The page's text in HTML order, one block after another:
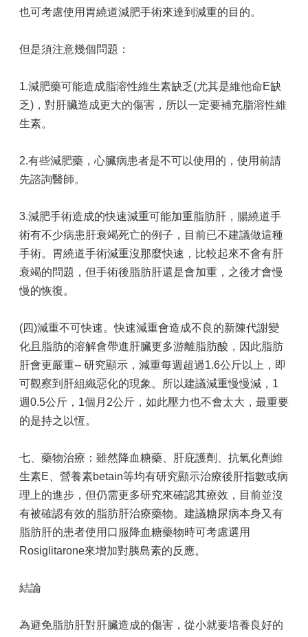
格
也可考慮使用胃繞道減肥手術來達到減重的目的。
但是須注意幾個問題：
1.減肥藥可能造成脂溶性維生素缺乏(尤其是維他命E缺
乏)，對肝臟造成更大的傷害，所以一定要補充脂溶性維
生素。
2.有些減肥藥，心臟病患者是不可以使用的，使用前請
先諮詢醫師。
3.減肥手術造成的快速減重可能加重脂肪肝，腸繞道手
術有不少病患肝衰竭死亡的例子，目前已不建議做這種
手術。胃繞道手術減重沒那麼快速，比較起來不會有肝
衰竭的問題，但手術後脂肪肝還是會加重，之後才會慢
慢的恢復。
(四)減重不可快速。快速減重會造成不良的新陳代謝變
化且脂肪的溶解會帶進肝臟更多游離脂肪酸，因此脂肪
肝會更嚴重-- 研究顯示，減重每週超過1.6公斤以上，即
可觀察到肝組織惡化的現象。所以建議減重慢慢減，1
週0.5公斤，1個月2公斤，如此壓力也不會太大，最重要
的是持之以恆。
七、藥物治療：雖然降血糖藥、肝庇護劑、抗氧化劑維
生素E、營養素betain等均有研究顯示治療後肝指數或病
理上的進步，但仍需更多研究來確認其療效，目前並沒
有被確認有效的脂肪肝治療藥物。建議糖尿病本身又有
脂肪肝的患者使用口服降血糖藥物時可考慮選用
Rosiglitarone來增加對胰島素的反應。
結論
為避免脂肪肝對肝臟造成的傷害，從小就要培養良好的